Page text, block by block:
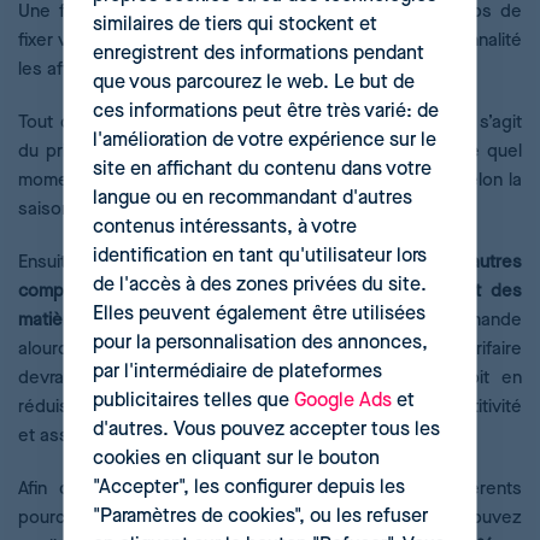
Une fois vos articles saisonniers identifiés, il est temps de
fixer vos prix. Comment et dans quelle mesure la saisonnalité
les affecte-elle ?
Tout d’abord,vous devez établir votre prix de base
. Il s’agit
du prix de vente moyen et ajusté appliqué à n’importe quel
moment de l’année. Son augmentation ou diminution selon la
saison sera fonction du contexte du moment.
Ensuite, vous devez déterminer sila saison affecte d’autres
composants du marché, comme par exemple le
coût des
matières premières. Si l’accroissement de la demande
alourdit les coûts de production, alors votre stratégie tarifaire
devra s’y adapter, soit en augmentant les prix, soit en
réduisant la marge bénéficiaire pour maintenir la compétitivité
et assurer les ventes.
Afin d’adapter vos prix, vous devrez appliquer différents
pourcentages. Pour que vous ayez une idée, vous pouvez
similaires de tiers qui stockent et
enregistrent des informations pendant
que vous parcourez le web. Le but de
ces informations peut être très varié: de
l'amélioration de votre expérience sur le
site en affichant du contenu dans votre
langue ou en recommandant d'autres
contenus intéressants, à votre
identification en tant qu'utilisateur lors
de l'accès à des zones privées du site.
Elles peuvent également être utilisées
pour la personnalisation des annonces,
par l'intermédiaire de plateformes
publicitaires telles que Google Adset
d'autres. Vous pouvez accepter tous les
cookies en cliquant sur le bouton
"Accepter", les configurer depuis les
"Paramètres de cookies", ou les refuser